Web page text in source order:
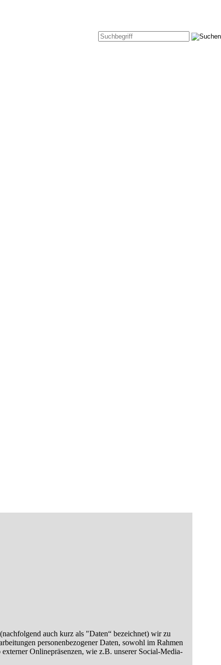
auch kurz als "Daten“ bezeichnet) wir zu
personenbezogener Daten, sowohl im Rahmen
Onlinepräsenzen, wie z.B. unserer Social-Media-